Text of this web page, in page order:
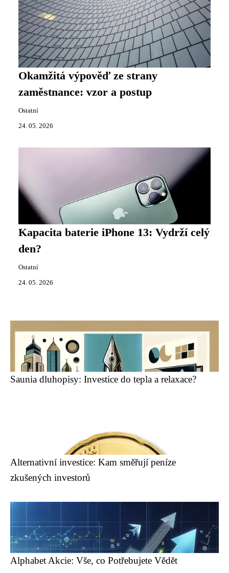
Okamžitá výpověď ze strany
zaměstnance: vzor a postup
Ostatní
24. 05. 2026
Kapacita baterie iPhone 13: Vydrží celý
den?
Ostatní
24. 05. 2026
Saunia dluhopisy: Investice do tepla a relaxace?
Alternativní investice: Kam směřují peníze
zkušených investorů
Alphabet Akcie: Vše, co Potřebujete Vědět